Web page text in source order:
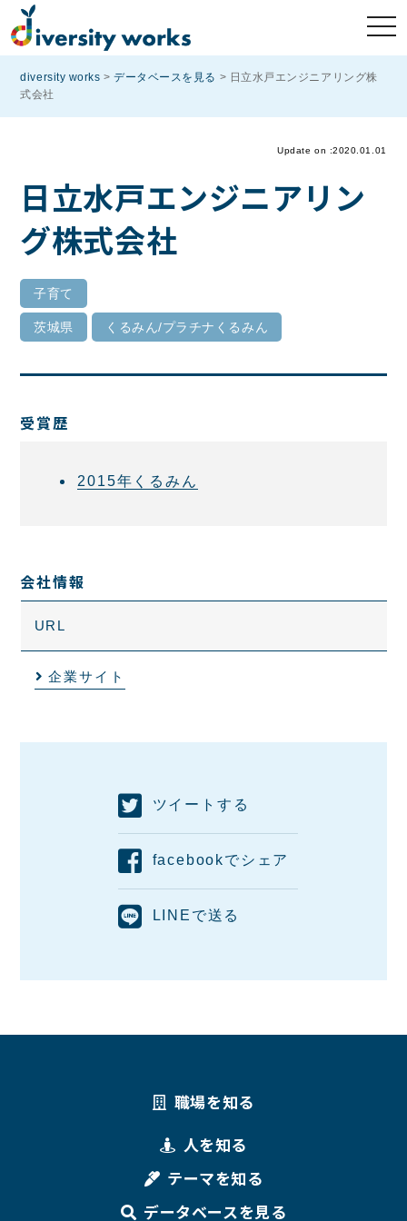
diversity works >データベースを見る > 日立水戸エンジニアリング株
式会社
Update on :2020.01.01
日立水戸エンジニアリン
グ株式会社
子育て
茨城県 くるみん/プラチナくるみん
受賞歴
2015年くるみん
会社情報
URL
企業サイト
ツイートする
facebookでシェア
LINEで送る
職場を知る
人を知る
テーマを知る
データベースを見る